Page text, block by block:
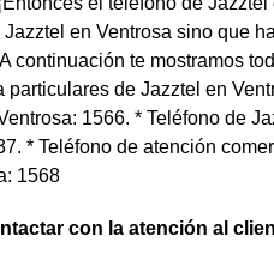
en Ventrosa sino que
continuación te mostramos
particulares de Jazztel en
1566. * Teléfono de
* Teléfono de atención
1568
con la atención al